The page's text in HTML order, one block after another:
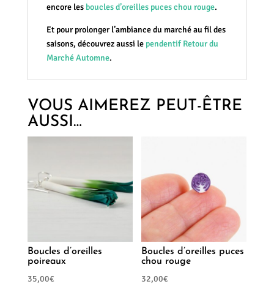
encore les boucles d’oreilles puces chou rouge.
Et pour prolonger l’ambiance du marché au fil des
saisons, découvrez aussi le pendentif Retour du
Marché Automne.
VOUS AIMEREZ PEUT-ÊTRE
AUSSI…
Boucles d’oreilles
poireaux
35,00€
Boucles d’oreilles puces
chou rouge
32,00€